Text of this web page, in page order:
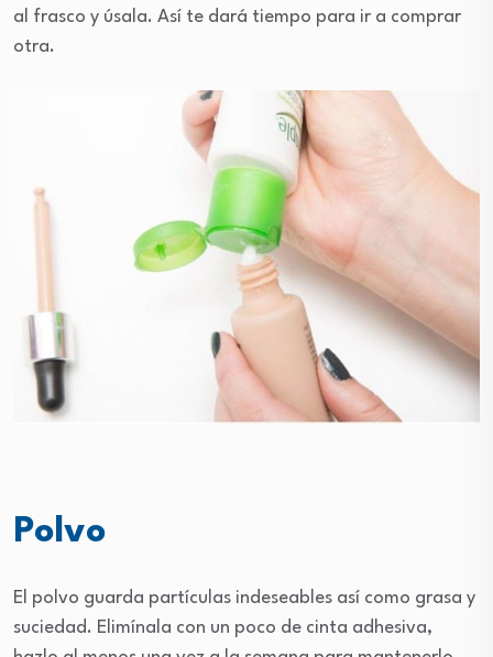
al frasco y úsala. Así te dará tiempo para ir a comprar
otra.
Polvo
El polvo guarda partículas indeseables así como grasa y
suciedad. Elimínala con un poco de cinta adhesiva,